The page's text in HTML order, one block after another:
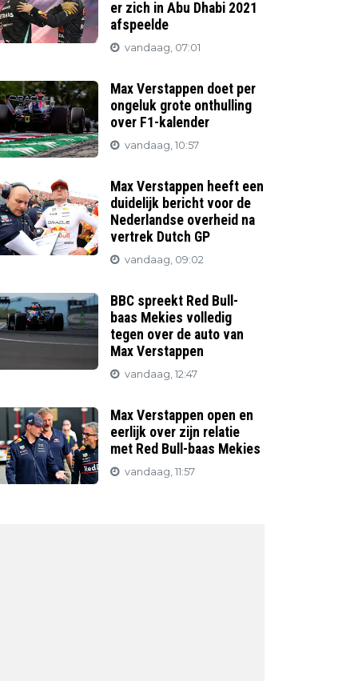
er zich in Abu Dhabi 2021
afspeelde
vandaag, 07:01
Max Verstappen doet per
ongeluk grote onthulling
over F1-kalender
vandaag, 10:57
Max Verstappen heeft een
duidelijk bericht voor de
Nederlandse overheid na
vertrek Dutch GP
vandaag, 09:02
BBC spreekt Red Bull-
baas Mekies volledig
tegen over de auto van
Max Verstappen
vandaag, 12:47
Max Verstappen open en
eerlijk over zijn relatie
met Red Bull-baas Mekies
vandaag, 11:57